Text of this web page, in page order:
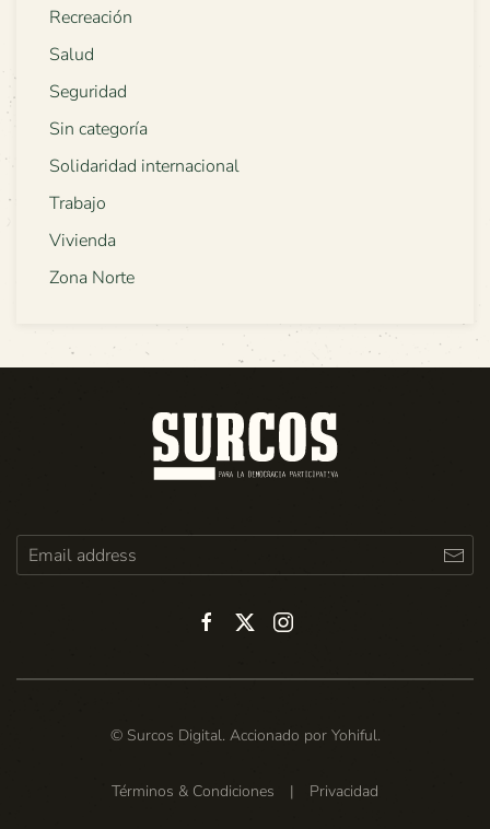
Recreación
Salud
Seguridad
Sin categoría
Solidaridad internacional
Trabajo
Vivienda
Zona Norte
© Surcos Digital. Accionado por Yohiful.
Términos & Condiciones | Privacidad